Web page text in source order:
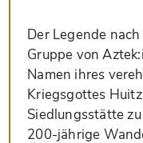
Der Legende
Gruppe von
Namen ihres
Kriegsgottes
Siedlungsstätte
200-jährige